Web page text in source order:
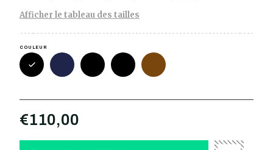
Afficher le tableau des tailles
COULEUR
€110,00